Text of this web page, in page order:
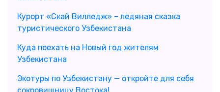
Курорт «Скай Вилледж» – ледяная сказка
туристического Узбекистана
Куда поехать на Новый год жителям
Узбекистана
Экотуры по Узбекистану — откройте для себя